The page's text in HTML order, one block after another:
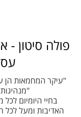
פולה סיטון
"עיקר המחמאות הן
בחיי היומיום
האדיבות ומעל לכל